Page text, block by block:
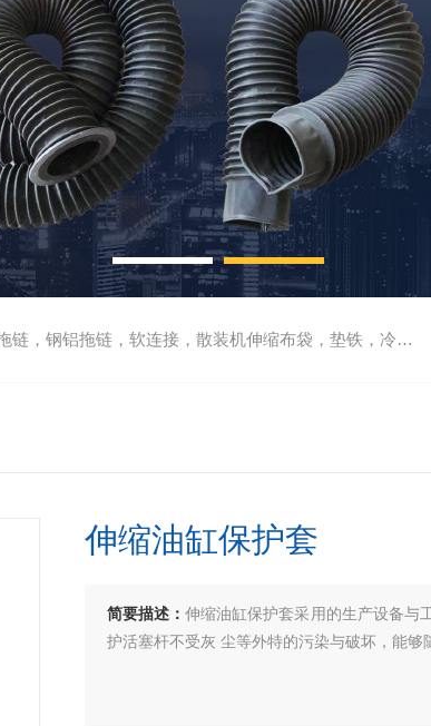
拖链，软连接，散装机伸缩布袋，垫铁，冷却管，刮屑板
伸缩油缸保护套
简要描述：伸缩油缸保护套采用的生产设备与
护活塞杆不受灰 尘等外特的污染与破坏，能够